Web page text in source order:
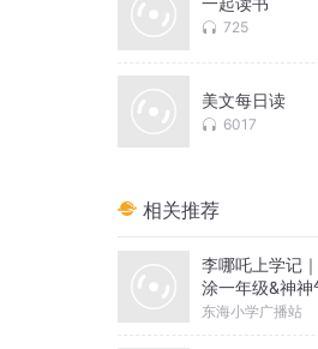
725
美文每日读
6017
相关推荐
李哪吒上学记
涂一年级&神神
级
东海小学广播站